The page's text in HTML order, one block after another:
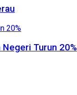
Turun 20%